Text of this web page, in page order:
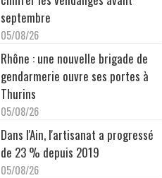
septembre
05/08/26
Rhône : une nouvelle brigade de
gendarmerie ouvre ses portes à
Thurins
05/08/26
Dans l'Ain, l'artisanat a progressé
de 23 % depuis 2019
05/08/26